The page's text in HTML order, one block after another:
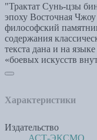
"Трактат Сунь-цзы
эпоху Восточная
философский
содержания
текста дана и на
«боевых искусств
Характеристики
Издательство
АСТ-ЭКСМО